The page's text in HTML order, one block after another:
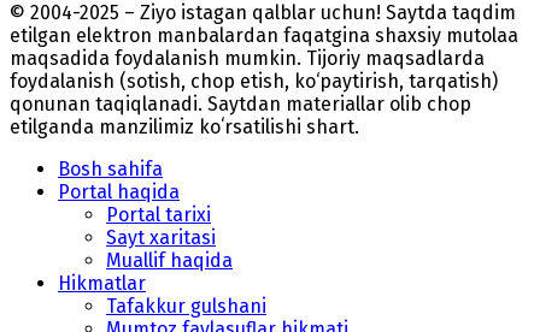
© 2004-2025 – Ziyo istagan qalblar uchun! Saytda taqdim
etilgan elektron manbalardan faqatgina shaxsiy mutolaa
maqsadida foydalanish mumkin. Tijoriy maqsadlarda
foydalanish (sotish, chop etish, ko‘paytirish, tarqatish)
qonunan taqiqlanadi. Saytdan materiallar olib chop
etilganda manzilimiz koʻrsatilishi shart.
Bosh sahifa
Portal haqida
Portal tarixi
Sayt xaritasi
Muallif haqida
Hikmatlar
Tafakkur gulshani